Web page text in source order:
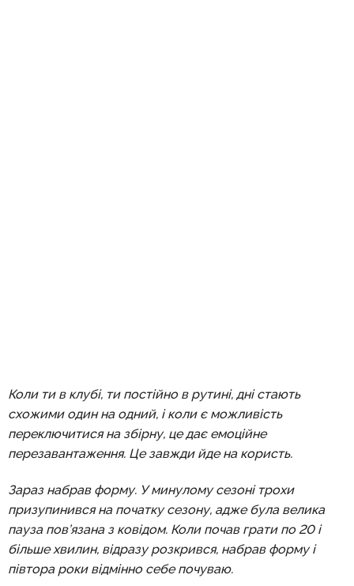
Коли ти в клубі, ти постійно в рутині, дні стають
схожими один на одний, і коли є можливість
переключитися на збірну, це дає емоційне
перезавантаження. Це завжди йде на користь.
Зараз набрав форму. У минулому сезоні трохи
призупинився на початку сезону, адже була велика
пауза пов’язана з ковідом. Коли почав грати по 20 і
більше хвилин, відразу розкрився, набрав форму і
півтора роки відмінно себе почуваю.